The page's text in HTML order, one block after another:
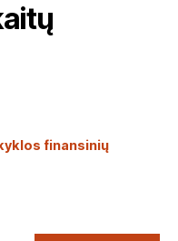
finansinių